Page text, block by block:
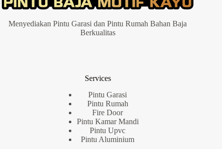
Menyediakan Pintu Garasi dan Pintu Rumah Bahan Baja
Berkualitas
Services
Pintu Garasi
Pintu Rumah
Fire Door
Pintu Kamar Mandi
Pintu Upvc
Pintu Aluminium